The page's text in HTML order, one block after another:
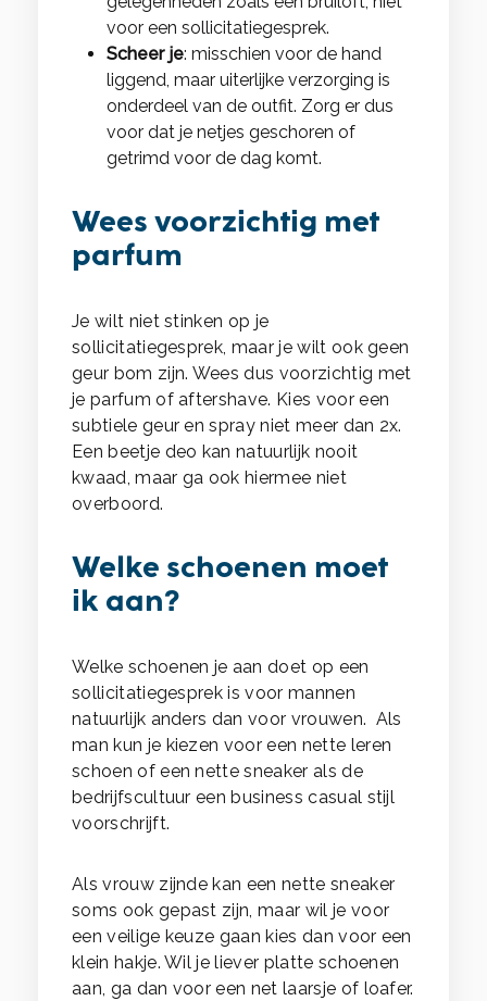
voor een sollicitatiegesprek.
Scheer je: misschien voor de hand
liggend, maar uiterlijke verzorging is
onderdeel van de outfit. Zorg er dus
voor dat je netjes geschoren of
getrimd voor de dag komt.
Wees voorzichtig met
parfum
Je wilt niet stinken op je
sollicitatiegesprek, maar je wilt ook geen
geur bom zijn. Wees dus voorzichtig met
je parfum of aftershave. Kies voor een
subtiele geur en spray niet meer dan 2x.
Een beetje deo kan natuurlijk nooit
kwaad, maar ga ook hiermee niet
overboord.
Welke schoenen moet
ik aan?
Welke schoenen je aan doet op een
sollicitatiegesprek is voor mannen
natuurlijk anders dan voor vrouwen. Als
man kun je kiezen voor een nette leren
schoen of een nette sneaker als de
bedrijfscultuur een business casual stijl
voorschrijft.
Als vrouw zijnde kan een nette sneaker
soms ook gepast zijn, maar wil je voor
een veilige keuze gaan kies dan voor een
klein hakje. Wil je liever platte schoenen
aan, ga dan voor een net laarsje of loafer.